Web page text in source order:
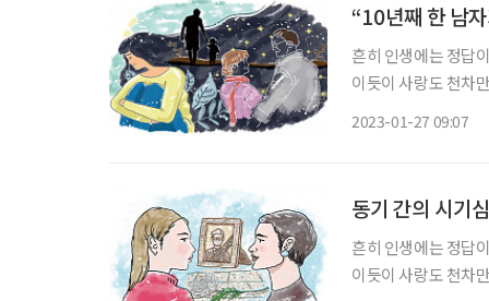
“10년째 한 남
흔히 인생에는 정답
이듯이 사랑도 천차
2023-01-27 09:07
동기 간의 시기
흔히 인생에는 정답
이듯이 사랑도 천차